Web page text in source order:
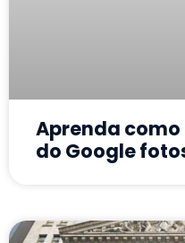
Aprenda
do Google